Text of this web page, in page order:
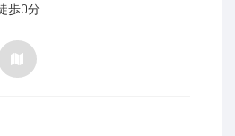
歩0分